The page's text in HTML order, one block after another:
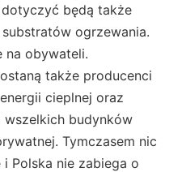
będą także
ogrzewania.
na obywateli.
także producenci
cieplnej oraz
wszelkich budynków
Tymczasem nic
Polska nie zabiega o